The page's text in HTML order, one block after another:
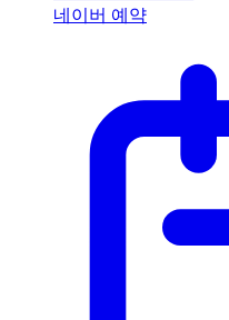
네이버 예약